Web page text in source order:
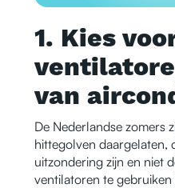
1. Kies
van
De Nederlandse zomers
hittegolven daargelaten,
uitzondering zijn en niet
ventilatoren te